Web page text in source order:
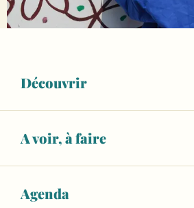
Découvrir
A voir, à faire
Agenda
De 10:00 à 11:00
MERCREDI